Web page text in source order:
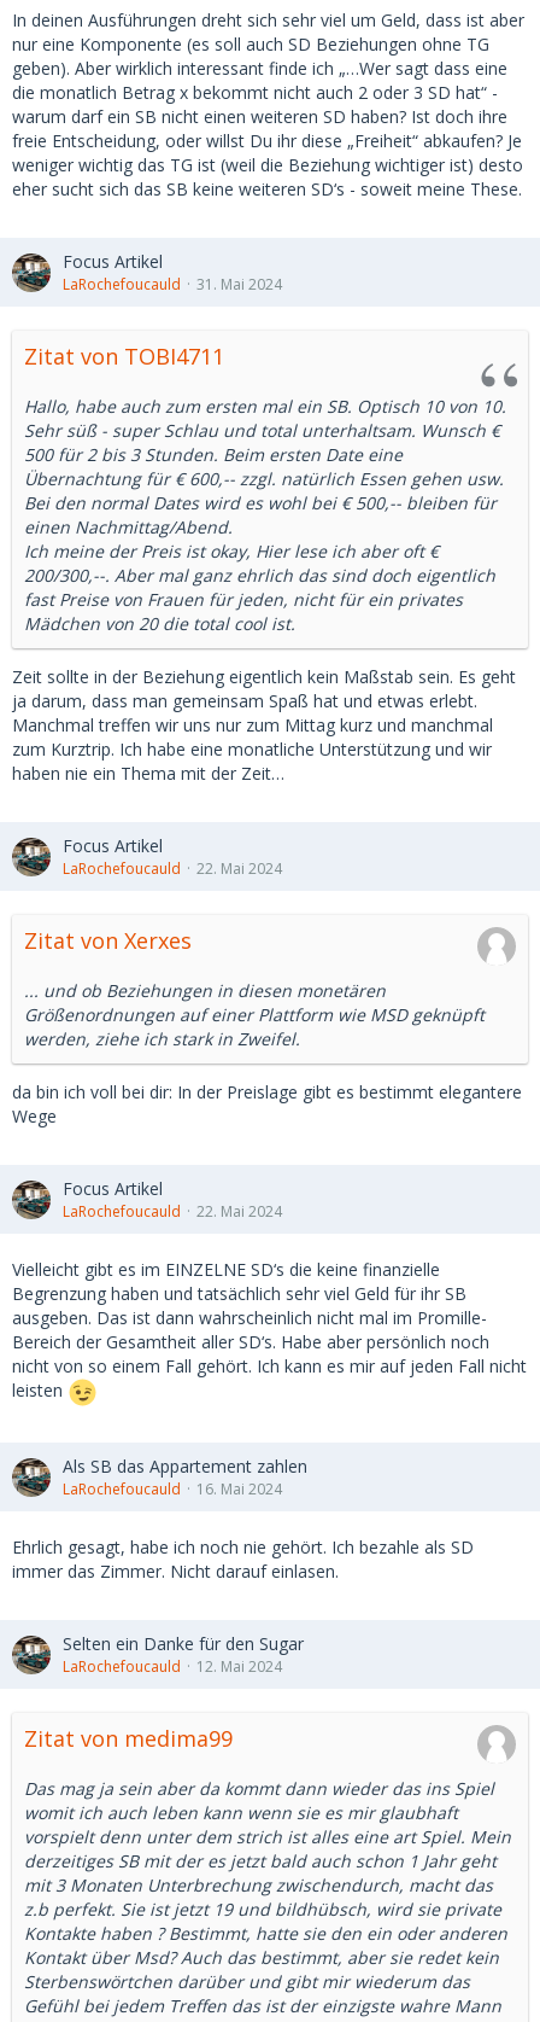
In deinen Ausführungen dreht sich sehr viel um Geld, dass ist aber
nur eine Komponente (es soll auch SD Beziehungen ohne TG
geben). Aber wirklich interessant finde ich „…Wer sagt dass eine
die monatlich Betrag x bekommt nicht auch 2 oder 3 SD hat“ -
warum darf ein SB nicht einen weiteren SD haben? Ist doch ihre
freie Entscheidung, oder willst Du ihr diese „Freiheit“ abkaufen? Je
weniger wichtig das TG ist (weil die Beziehung wichtiger ist) desto
eher sucht sich das SB keine weiteren SD‘s - soweit meine These.
Focus Artikel
LaRochefoucauld 31. Mai 2024
Zitat von TOBI4711
Hallo, habe auch zum ersten mal ein SB. Optisch 10 von 10.
Sehr süß - super Schlau und total unterhaltsam. Wunsch €
500 für 2 bis 3 Stunden. Beim ersten Date eine
Übernachtung für € 600,-- zzgl. natürlich Essen gehen usw.
Bei den normal Dates wird es wohl bei € 500,-- bleiben für
einen Nachmittag/Abend.
Ich meine der Preis ist okay, Hier lese ich aber oft €
200/300,--. Aber mal ganz ehrlich das sind doch eigentlich
fast Preise von Frauen für jeden, nicht für ein privates
Mädchen von 20 die total cool ist.
Zeit sollte in der Beziehung eigentlich kein Maßstab sein. Es geht
ja darum, dass man gemeinsam Spaß hat und etwas erlebt.
Manchmal treffen wir uns nur zum Mittag kurz und manchmal
zum Kurztrip. Ich habe eine monatliche Unterstützung und wir
haben nie ein Thema mit der Zeit…
Focus Artikel
LaRochefoucauld 22. Mai 2024
Zitat von Xerxes
... und ob Beziehungen in diesen monetären
Größenordnungen auf einer Plattform wie MSD geknüpft
werden, ziehe ich stark in Zweifel.
da bin ich voll bei dir: In der Preislage gibt es bestimmt elegantere
Wege
Focus Artikel
LaRochefoucauld 22. Mai 2024
Vielleicht gibt es im EINZELNE SD‘s die keine finanzielle
Begrenzung haben und tatsächlich sehr viel Geld für ihr SB
ausgeben. Das ist dann wahrscheinlich nicht mal im Promille-
Bereich der Gesamtheit aller SD‘s. Habe aber persönlich noch
nicht von so einem Fall gehört. Ich kann es mir auf jeden Fall nicht
leisten
Als SB das Appartement zahlen
LaRochefoucauld 16. Mai 2024
Ehrlich gesagt, habe ich noch nie gehört. Ich bezahle als SD
immer das Zimmer. Nicht darauf einlasen.
Selten ein Danke für den Sugar
LaRochefoucauld 12. Mai 2024
Zitat von medima99
Das mag ja sein aber da kommt dann wieder das ins Spiel
womit ich auch leben kann wenn sie es mir glaubhaft
vorspielt denn unter dem strich ist alles eine art Spiel. Mein
derzeitiges SB mit der es jetzt bald auch schon 1 Jahr geht
mit 3 Monaten Unterbrechung zwischendurch, macht das
z.b perfekt. Sie ist jetzt 19 und bildhübsch, wird sie private
Kontakte haben ? Bestimmt, hatte sie den ein oder anderen
Kontakt über Msd? Auch das bestimmt, aber sie redet kein
Sterbenswörtchen darüber und gibt mir wiederum das
Gefühl bei jedem Treffen das ist der einzigste wahre Mann